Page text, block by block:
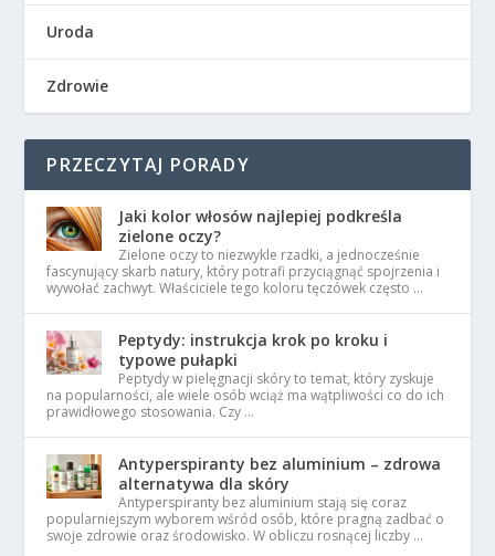
Uroda
Zdrowie
PRZECZYTAJ PORADY
Jaki kolor włosów najlepiej podkreśla
zielone oczy?
Zielone oczy to niezwykle rzadki, a jednocześnie
fascynujący skarb natury, który potrafi przyciągnąć spojrzenia i
wywołać zachwyt. Właściciele tego koloru tęczówek często …
Peptydy: instrukcja krok po kroku i
typowe pułapki
Peptydy w pielęgnacji skóry to temat, który zyskuje
na popularności, ale wiele osób wciąż ma wątpliwości co do ich
prawidłowego stosowania. Czy …
Antyperspiranty bez aluminium – zdrowa
alternatywa dla skóry
Antyperspiranty bez aluminium stają się coraz
popularniejszym wyborem wśród osób, które pragną zadbać o
swoje zdrowie oraz środowisko. W obliczu rosnącej liczby …